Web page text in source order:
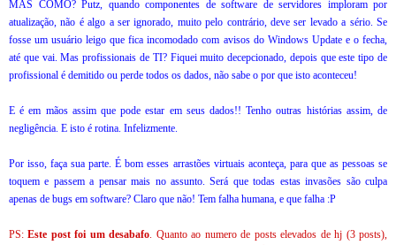
MAS COMO? Putz, quando componentes de software de servidores imploram por
atualização, não é algo a ser ignorado, muito pelo contrário, deve ser levado a sério. Se
fosse um usuário leigo que fica incomodado com avisos do Windows Update e o fecha,
até que vai. Mas profissionais de TI? Fiquei muito decepcionado, depois que este tipo de
profissional é demitido ou perde todos os dados, não sabe o por que isto aconteceu!
E é em mãos assim que pode estar em seus dados!! Tenho outras histórias assim, de
negligência. E isto é rotina. Infelizmente.
Por isso, faça sua parte. É bom esses arrastões virtuais aconteça, para que as pessoas se
toquem e passem a pensar mais no assunto. Será que todas estas invasões são culpa
apenas de bugs em software? Claro que não! Tem falha humana, e que falha :P
PS:Este post foi um desabafo. Quanto ao numero de posts elevados de hj (3 posts),